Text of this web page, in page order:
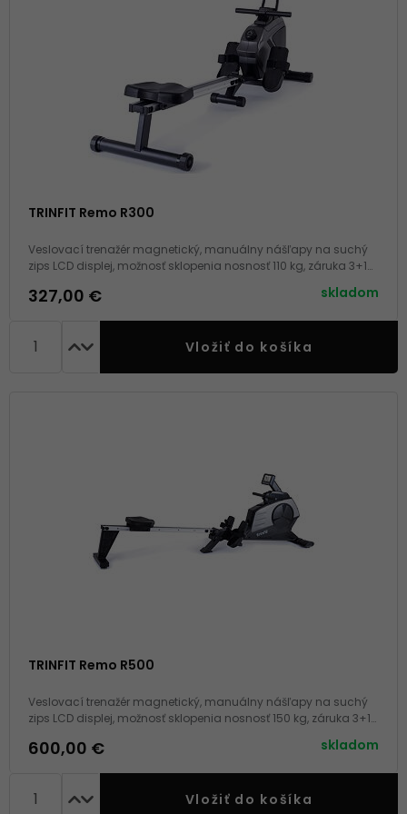
TRINFIT Remo R300
Veslovací trenažér magnetický, manuálny nášľapy na suchý
zips LCD displej, možnosť sklopenia nosnosť 110 kg, záruka 3+10
327,00 € skladom
Vložiť do košíka
TRINFIT Remo R500
Veslovací trenažér magnetický, manuálny nášľapy na suchý
zips LCD displej, možnosť sklopenia nosnosť 150 kg, záruka 3+10
600,00 € skladom
Vložiť do košíka